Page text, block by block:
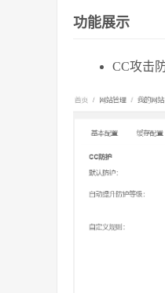
功能展示
CC攻击